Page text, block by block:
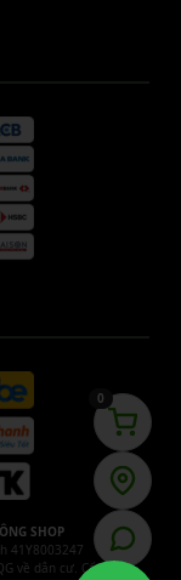
SHOP
41Y8003247
về dân cư. Cấp ngày
0